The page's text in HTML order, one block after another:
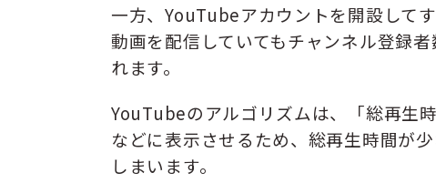
一方、YouTubeアカウントを開設して
動画を配信していてもチャンネル登録
れます。
YouTubeのアルゴリズムは、「総再生
などに表示させるため、総再生時間が
しまいます。